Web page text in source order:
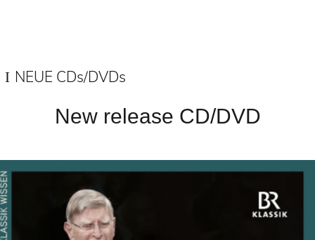
NEUE CDs/DVDs
New release CD/DVD